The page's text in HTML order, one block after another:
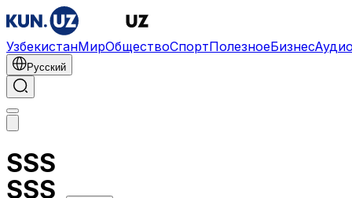
УзбекистанМирОбществоСпортПолезноеБизнес
Русский
SSS
SSS